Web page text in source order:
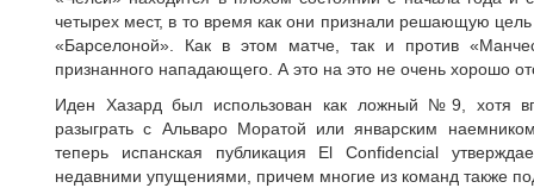
четырех мест, в то время как они признали решающую
«Барселоной». Как в этом матче, так и против
признанного нападающего. А это на это не очень хорошо
Иден Хазард был использован как ложный №9, хотя
разыграть с Альваро Моратой или январским
теперь испанская публикация El Confidencial
недавними упущениями, причем многие из команд также